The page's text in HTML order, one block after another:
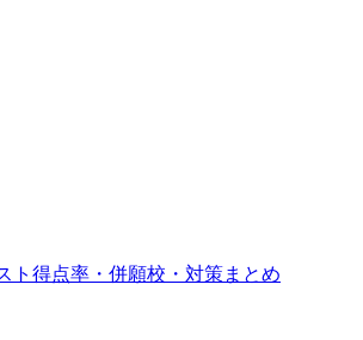
ト得点率・併願校・対策まとめ